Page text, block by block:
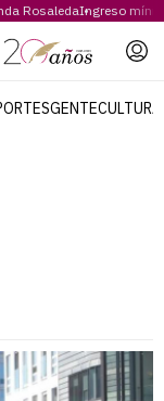
RosaledaIngreso
GENTECULTURA